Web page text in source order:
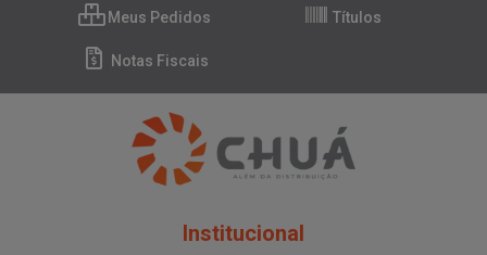
Meus Pedidos Títulos
Notas Fiscais
Institucional